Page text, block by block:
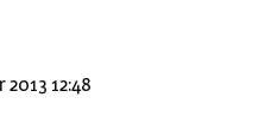
12:48